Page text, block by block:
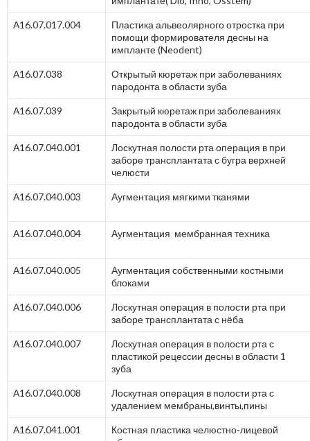
А16.07.017.004
Пластика альвеолярного отростка при
помощи формирователя десны на
импланте (Neodent)
А16.07.038
Открытый кюретаж при заболеваниях
пародонта в области зуба
А16.07.039
Закрытый кюретаж при заболеваниях
пародонта в области зуба
А16.07.040.001
Лоскутная полости рта операция в при
заборе трансплантата с бугра верхней
челюсти
А16.07.040.003 Аугментация мягкими тканями
А16.07.040.004 Аугментация мембранная техника
А16.07.040.005
Аугментация собственными костными
блоками
А16.07.040.006
Лоскутная операция в полости рта при
заборе трансплантата с нёба
А16.07.040.007
Лоскутная операция в полости рта с
пластикой рецессии десны в области 1
зуба
А16.07.040.008
Лоскутная операция в полости рта с
удалением мембраны,винты,пины
А16.07.041.001
Костная пластика челюстно-лицевой